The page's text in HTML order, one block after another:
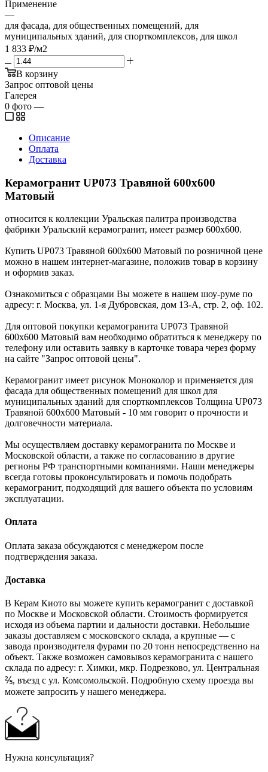
Применение
—
для фасада, для общественных помещений, для
муниципальных зданий, для спорткомплексов, для школ
1 833 ₽/м2
В корзину
Запрос оптовой цены
Галерея
0 фото —
Описание
Оплата
Доставка
Керамогранит UP073 Травяной 600x600
Матовый
относится к коллекции Уральская палитра производства
фабрики Уральский керамогранит, имеет размер 600x600.
Купить UP073 Травяной 600x600 Матовый по розничной цене
можно в нашем интернет-магазине, положив товар в корзину
и оформив заказ.
Ознакомиться с образцами Вы можете в нашем шоу-руме по
адресу: г. Москва, ул. 1-я Дубровская, дом 13-А, стр. 2, оф. 102.
Для оптовой покупки керамогранита UP073 Травяной
600x600 Матовый вам необходимо обратиться к менеджеру по
телефону или оставить заявку в карточке товара через форму
на сайте "Запрос оптовой цены".
Керамогранит имеет рисунок Моноколор и применяется для
фасада для общественных помещений для школ для
муниципальных зданий для спорткомплексов Толщина UP073
Травяной 600x600 Матовый - 10 мм говорит о прочности и
долговечности материала.
Мы осуществляем доставку керамогранита по Москве и
Московской области, а также по согласованию в другие
регионы РФ транспортными компаниями. Наши менеджеры
всегда готовы проконсультировать и помочь подобрать
керамогранит, подходящий для вашего объекта по условиям
эксплуатации.
Оплата
Оплата заказа обсуждаются с менеджером после
подтверждения заказа.
Доставка
В Керам Киото вы можете купить керамогранит с доставкой
по Москве и Московской области. Стоимость формируется
исходя из объема партии и дальности доставки. Небольшие
заказы доставляем с московского склада, а крупные — с
завода производителя фурами по 20 тонн непосредственно на
объект. Также возможен самовывоз керамогранита с нашего
склада по адресу: г. Химки, мкр. Подрезково, ул. Центральная
⅖, въезд с ул. Комсомольской. Подробную схему проезда вы
можете запросить у нашего менеджера.
Нужна консультация?